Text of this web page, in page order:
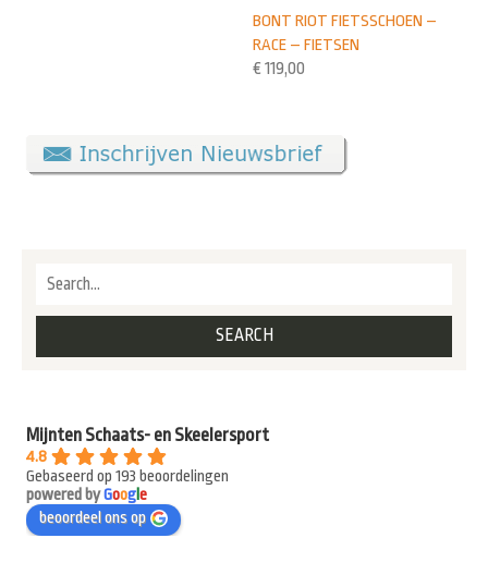
BONT RIOT FIETSSCHOEN –
RACE – FIETSEN
€ 119,00
Mijnten Schaats- en Skeelersport
4.8
Gebaseerd op 193 beoordelingen
powered byGooge
beoordeel ons op